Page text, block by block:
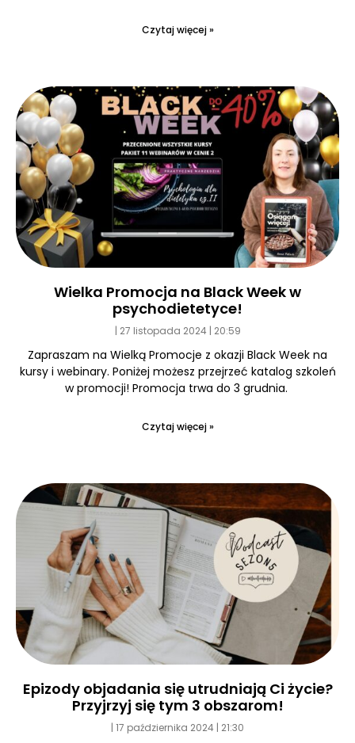
Czytaj więcej »
Wielka Promocja na Black Week w
psychodietetyce!
27 listopada 2024 20:59
Zapraszam na Wielką Promocje z okazji Black Week na
kursy i webinary. Poniżej możesz przejrzeć katalog szkoleń
w promocji! Promocja trwa do 3 grudnia.
Czytaj więcej »
Epizody objadania się utrudniają Ci życie?
Przyjrzyj się tym 3 obszarom!
17 października 2024 21:30